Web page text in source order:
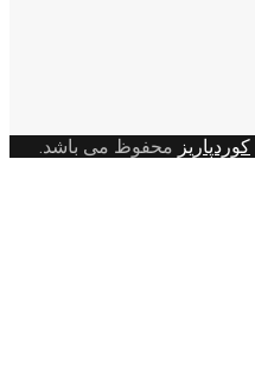
کوردپاریز محفوظ می باشد.